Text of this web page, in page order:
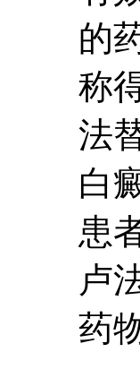
的
称
法
白
患
卢
药